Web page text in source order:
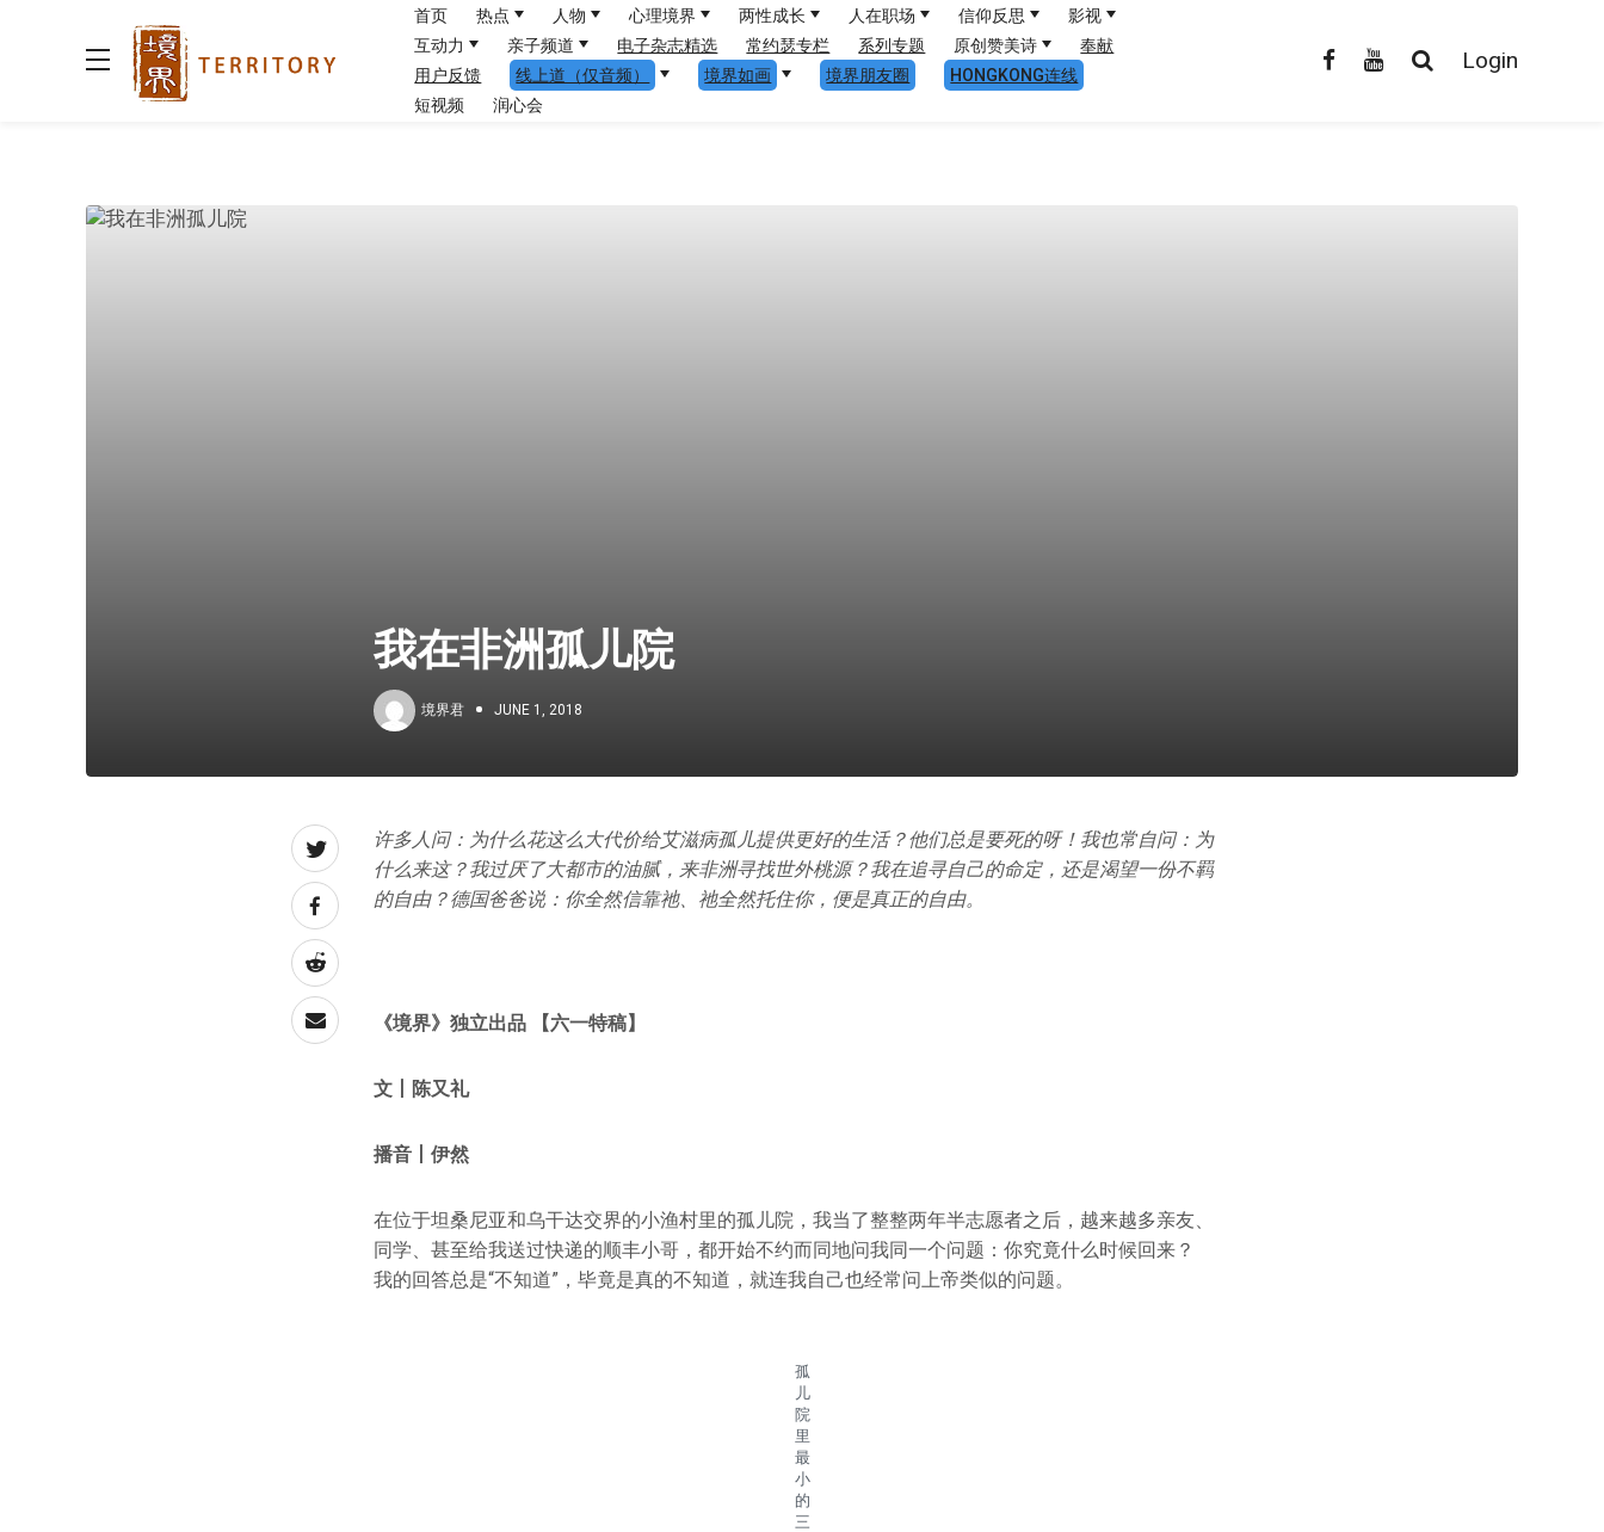
首页 热点 人物 心理境界 两性成长 人在职场 信仰反思
影视
互动力
亲子频道 电子杂志精选 常约瑟专栏 系列专题 原创赞美诗
奉献
用户反馈
线上道（仅音频） 境界如画 境界朋友圈
HONGKONG连线
短视频
润心会
Login
我在非洲孤儿院
境界君 JUNE 1, 2018
许多人问：为什么花这么大代价给艾滋病孤儿提供更好的生活？他们总是要死的呀！我也常自问：为
什么来这？我过厌了大都市的油腻，来非洲寻找世外桃源？我在追寻自己的命定，还是渴望一份不羁
的自由？德国爸爸说：你全然信靠祂、祂全然托住你，便是真正的自由。
《境界》独立出品 【六一特稿】
文丨陈又礼
播音丨伊然
在位于坦桑尼亚和乌干达交界的小渔村里的孤儿院，我当了整整两年半志愿者之后，越来越多亲友、
同学、甚至给我送过快递的顺丰小哥，都开始不约而同地问我同一个问题：你究竟什么时候回来？
我的回答总是“不知道”，毕竟是真的不知道，就连我自己也经常问上帝类似的问题。
孤
儿
院
里
最
小
的
三